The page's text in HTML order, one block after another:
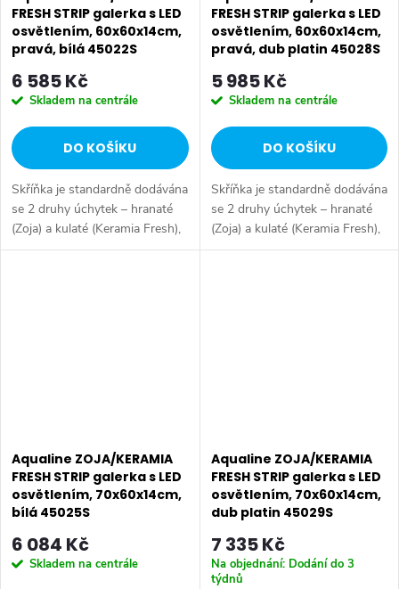
FRESH STRIP galerka s LED
osvětlením, 60x60x14cm,
pravá, bílá 45022S
6 585 Kč
Skladem na centrále
DO KOŠÍKU
Skříňka je standardně dodávána
se 2 druhy úchytek – hranaté
(Zoja) a kulaté (Keramia Fresh),
aby ji bylo možno kombinovat s
FRESH STRIP galerka s LED
osvětlením, 60x60x14cm,
pravá, dub platin 45028S
5 985 Kč
Skladem na centrále
DO KOŠÍKU
Skříňka je standardně dodávána
se 2 druhy úchytek – hranaté
(Zoja) a kulaté (Keramia Fresh),
aby ji bylo možno kombinovat s
Aqualine ZOJA/KERAMIA
FRESH STRIP galerka s LED
osvětlením, 70x60x14cm,
bílá 45025S
6 084 Kč
Skladem na centrále
Aqualine ZOJA/KERAMIA
FRESH STRIP galerka s LED
osvětlením, 70x60x14cm,
dub platin 45029S
7 335 Kč
Na objednání: Dodání do 3
týdnů